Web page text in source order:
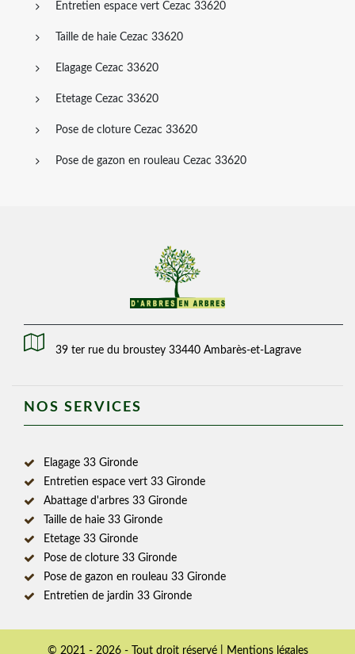
Entretien espace vert Cezac 33620
Taille de haie Cezac 33620
Elagage Cezac 33620
Etetage Cezac 33620
Pose de cloture Cezac 33620
Pose de gazon en rouleau Cezac 33620
39 ter rue du broustey 33440 Ambarès-et-Lagrave
NOS SERVICES
Elagage 33 Gironde
Entretien espace vert 33 Gironde
Abattage d'arbres 33 Gironde
Taille de haie 33 Gironde
Etetage 33 Gironde
Pose de cloture 33 Gironde
Pose de gazon en rouleau 33 Gironde
Entretien de jardin 33 Gironde
© 2021 - 2026 - Tout droit réservé | Mentions légales